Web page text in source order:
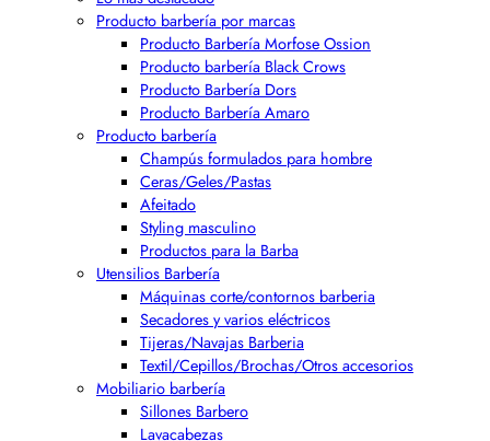
Producto barbería por marcas
Producto Barbería Morfose Ossion
Producto barbería Black Crows
Producto Barbería Dors
Producto Barbería Amaro
Producto barbería
Champús formulados para hombre
Ceras/Geles/Pastas
Afeitado
Styling masculino
Productos para la Barba
Utensilios Barbería
Máquinas corte/contornos barberia
Secadores y varios eléctricos
Tijeras/Navajas Barberia
Textil/Cepillos/Brochas/Otros accesorios
Mobiliario barbería
Sillones Barbero
Lavacabezas